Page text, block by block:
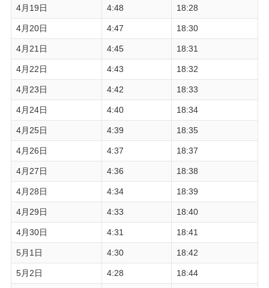
4月19日 4:48 18:28
4月20日 4:47 18:30
4月21日 4:45 18:31
4月22日 4:43 18:32
4月23日 4:42 18:33
4月24日 4:40 18:34
4月25日 4:39 18:35
4月26日 4:37 18:37
4月27日 4:36 18:38
4月28日 4:34 18:39
4月29日 4:33 18:40
4月30日 4:31 18:41
5月1日 4:30 18:42
5月2日 4:28 18:44